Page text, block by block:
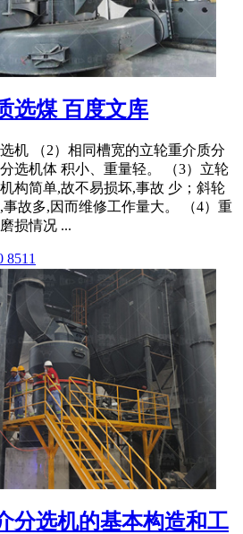
选煤 百度文库
机 （2）相同槽宽的立轮重介质分
选机体 积小、重量轻。 （3）立轮
构简单,故不易损坏,事故 少；斜轮
故多,因而维修工作量大。 （4）重
损情况 ...
8511
分选机的基本构造和工